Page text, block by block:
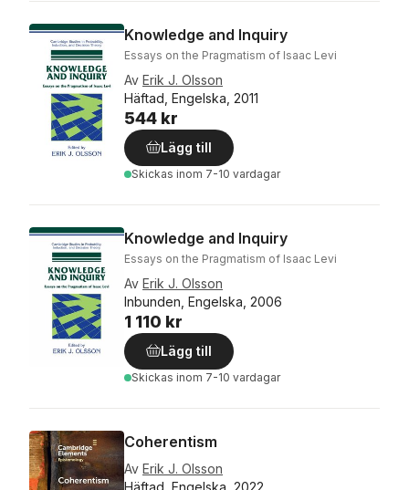
Knowledge and Inquiry
Essays on the Pragmatism of Isaac Levi
Av Erik J. Olsson
Häftad, Engelska, 2011
544 kr
Lägg till
Skickas inom 7-10 vardagar
Knowledge and Inquiry
Essays on the Pragmatism of Isaac Levi
Av Erik J. Olsson
Inbunden, Engelska, 2006
1 110 kr
Lägg till
Skickas inom 7-10 vardagar
Coherentism
Av Erik J. Olsson
Häftad, Engelska, 2022